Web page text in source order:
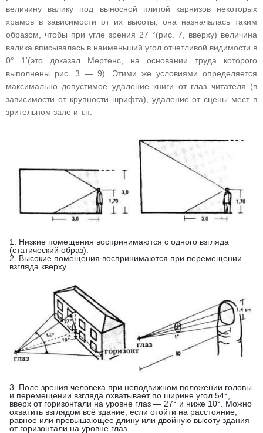
величину валику под выносной плитой карнизов некоторых
храмов в зависимости от их высоты; она назначалась таким
образом, чтобы при угле зрения 27 °(рис. 7, вверху) величина
валика вписывалась в наименьший угол отчетливой видимости в
0° 1'(это доказал Мертенс, на основании труда которого
выполнены рис. 3 — 9). Этими же условиями определяется
максимально допустимое удаление книги от глаз читателя (в
зависимости от крупности шрифта), удаление от сцены мест в
зрительном зале и т.п.
1. Низкие помещения воспринимаются с одного взгляда
(статический образ).
2. Высокие помещения воспринимаются при перемещении
взгляда кверху.
3. Поле зрения человека при неподвижном положении головы
и перемещении взгляда охватывает по ширине угол 54°,
вверх от горизонтали на уровне глаз — 27° и ниже 10°. Можно
охватить взглядом всё здание, если отойти на расстояние,
равное или превышающее длину или двойную высоту здания
от горизонтали на уровне глаз.